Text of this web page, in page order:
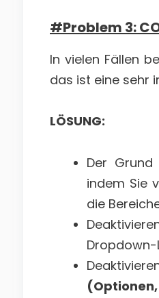
#Problem 3:
In vielen Fällen
das ist eine sehr
LÖSUNG:
Der Grund
indem Sie
die
Dropdown-